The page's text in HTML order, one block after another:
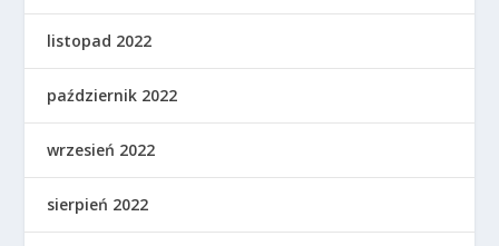
listopad 2022
październik 2022
wrzesień 2022
sierpień 2022